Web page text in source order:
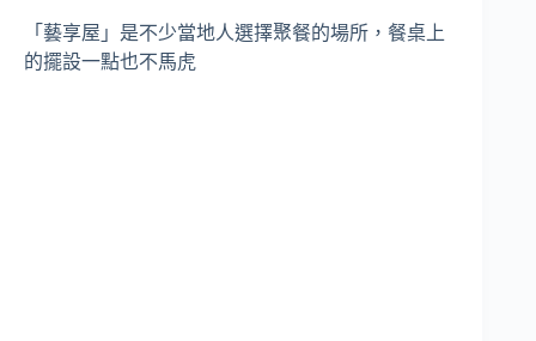
「藝享屋」是不少當地人選擇聚餐的場所，餐桌上
的擺設一點也不馬虎